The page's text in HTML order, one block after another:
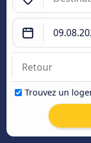
Trouvez un